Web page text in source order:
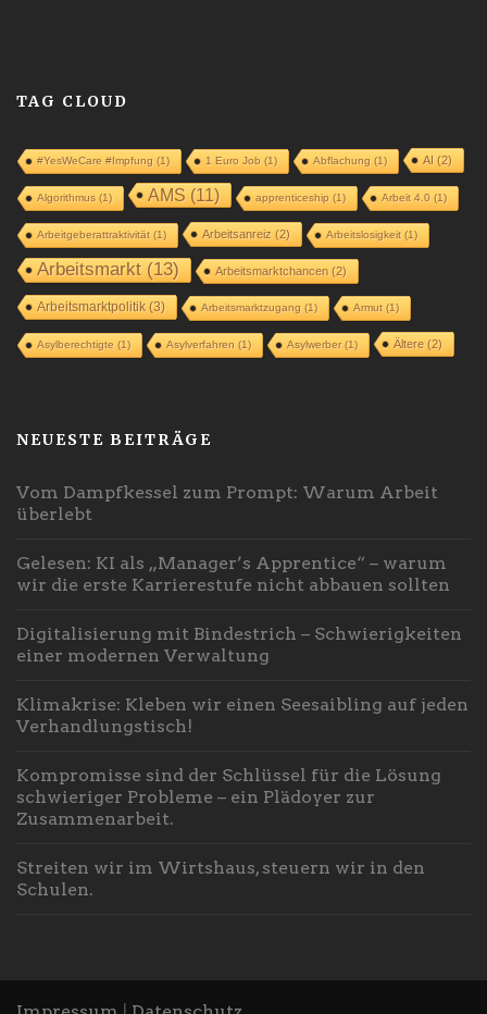
TAG CLOUD
#YesWeCare #Impfung (1) 1 Euro Job (1) Abflachung (1) AI (2)
Algorithmus (1) AMS (11) apprenticeship (1) Arbeit 4.0 (1)
Arbeitgeberattraktivität(1) Arbeitsanreiz (2) Arbeitslosigkeit(1)
Arbeitsmarkt(13) Arbeitsmarktchancen (2)
Arbeitsmarktpolitik(3) Arbeitsmarktzugang (1) Armut(1)
Asylberechtigte (1) Asylverfahren (1) Asylwerber(1) Ältere(2)
NEUESTE BEITRÄGE
Vom Dampfkessel zum Prompt: Warum Arbeit
überlebt
Gelesen: KI als „Manager’s Apprentice“ – warum
wir die erste Karrierestufe nicht abbauen sollten
Digitalisierung mit Bindestrich – Schwierigkeiten
einer modernen Verwaltung
Klimakrise: Kleben wir einen Seesaibling auf jeden
Verhandlungstisch!
Kompromisse sind der Schlüssel für die Lösung
schwieriger Probleme – ein Plädoyer zur
Zusammenarbeit.
Streiten wir im Wirtshaus, steuern wir in den
Schulen.